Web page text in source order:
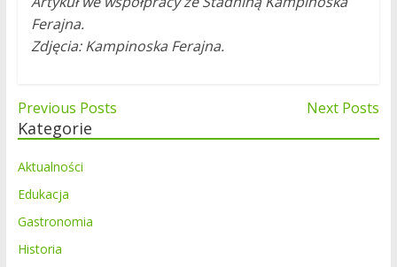
Ferajna.
Zdjęcia: Kampinoska Ferajna.
Nawigacja
wpisu
Previous Posts Next Posts
Kategorie
Aktualności
Edukacja
Gastronomia
Historia